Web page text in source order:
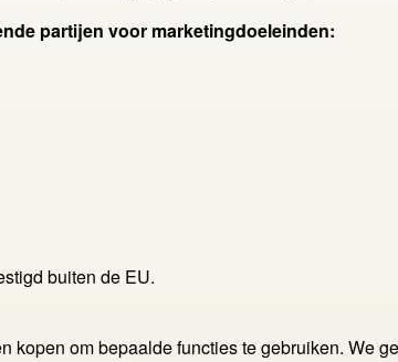
partijen voor marketingdoeleinden:
buiten de EU.
kopen om bepaalde functies te gebruiken. We